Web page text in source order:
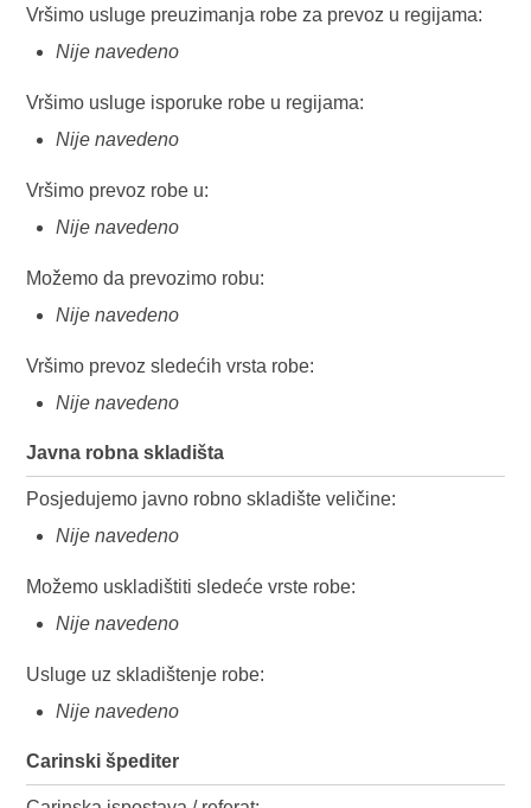
Vršimo usluge preuzimanja robe za prevoz u regijama:
Nije navedeno
Vršimo usluge isporuke robe u regijama:
Nije navedeno
Vršimo prevoz robe u:
Nije navedeno
Možemo da prevozimo robu:
Nije navedeno
Vršimo prevoz sledećih vrsta robe:
Nije navedeno
Javna robna skladišta
Posjedujemo javno robno skladište veličine:
Nije navedeno
Možemo uskladištiti sledeće vrste robe:
Nije navedeno
Usluge uz skladištenje robe:
Nije navedeno
Carinski špediter